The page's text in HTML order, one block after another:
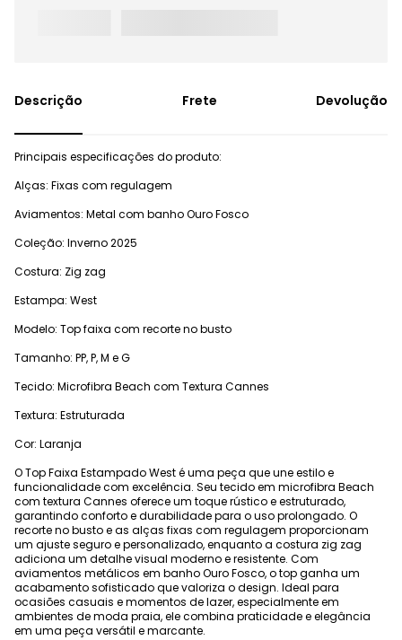
Frete Devolução
Principais especificações do produto:
Alças: Fixas com regulagem
Aviamentos: Metal com banho Ouro Fosco
Coleção: Inverno 2025
Costura: Zig zag
Estampa: West
Modelo: Top faixa com recorte no busto
Tamanho: PP, P, M e G
Tecido: Microfibra Beach com Textura Cannes
Textura: Estruturada
Cor: Laranja
O Top Faixa Estampado West é uma peça que une estilo e
funcionalidade com excelência. Seu tecido em microfibra Beach
com textura Cannes oferece um toque rústico e estruturado,
garantindo conforto e durabilidade para o uso prolongado. O
recorte no busto e as alças fixas com regulagem proporcionam
um ajuste seguro e personalizado, enquanto a costura zig zag
adiciona um detalhe visual moderno e resistente. Com
aviamentos metálicos em banho Ouro Fosco, o top ganha um
acabamento sofisticado que valoriza o design. Ideal para
ocasiões casuais e momentos de lazer, especialmente em
ambientes de moda praia, ele combina praticidade e elegância
em uma peça versátil e marcante.